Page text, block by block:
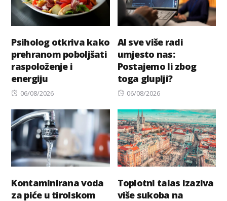
Psiholog otkriva kako
prehranom poboljšati
raspoloženje i
energiju
Posted
06/08/2026
AI sve više radi
umjesto nas:
Postajemo li zbog
toga gluplji?
Posted
06/08/2026
Kontaminirana voda
za piće u tirolskom
Toplotni talas izaziva
više sukoba na